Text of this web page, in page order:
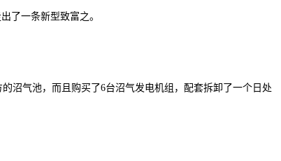
了一条新型致富之。
沼气池，而且购买了6台沼气发电机组，配套拆卸了一个日处